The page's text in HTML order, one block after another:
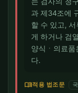
과 제34조에
할 수 있고,
게 하거나 검
양식ㆍ의료품
다.
menu_book적용 법조문